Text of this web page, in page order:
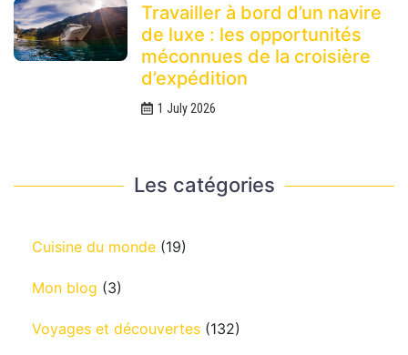
Travailler à bord d’un navire
de luxe : les opportunités
méconnues de la croisière
d’expédition
1 July 2026
Les catégories
Cuisine du monde (19)
Mon blog (3)
Voyages et découvertes (132)